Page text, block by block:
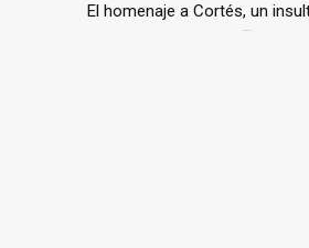
El homenaje a Cortés, un